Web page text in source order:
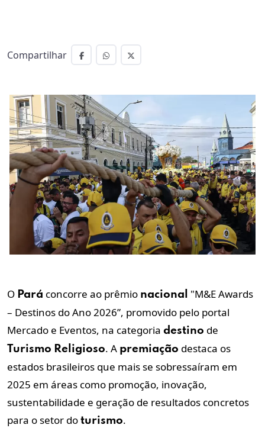
Compartilhar
O Pará concorre ao prêmio nacional
"M&E Awards
– Destinos do Ano 2026”, promovido pelo portal
Mercado e Eventos, na categoria destino de
Turismo Religioso. A premiação destaca os
estados brasileiros que mais se sobressaíram em
2025 em áreas como promoção, inovação,
sustentabilidade e geração de resultados concretos
para o setor do turismo.